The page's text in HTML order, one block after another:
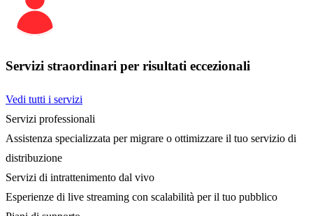
Servizi straordinari per risultati eccezionali
Vedi tutti i servizi
Servizi professionali
Assistenza specializzata per migrare o ottimizzare il tuo servizio di
distribuzione
Servizi di intrattenimento dal vivo
Esperienze di live streaming con scalabilità per il tuo pubblico